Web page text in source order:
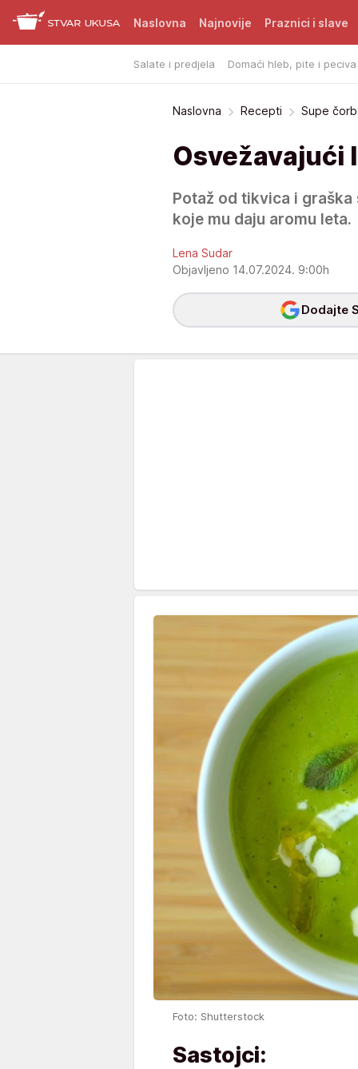
Naslovna Najnovije Praznici i slave
Salate i predjela Domaći hleb, pite i peciva
Naslovna Recepti Supe
Osvežavajući
Potaž od tikvica i
koje mu daju aromu leta.
Lena Sudar
Objavljeno 14.07.2024. 9:00h
Dodajte
Foto: Shutterstock
Sastojci: